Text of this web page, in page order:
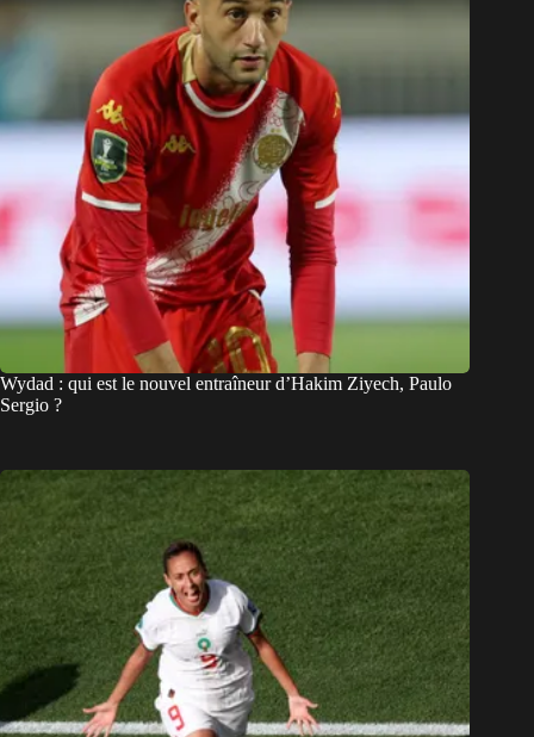
Wydad : qui est le nouvel entraîneur d’Hakim Ziyech, Paulo
Sergio ?